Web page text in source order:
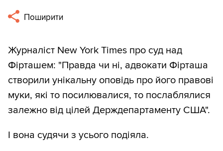
Поширити
Журналіст New York Times про суд над
Фірташем: "Правда чи ні, адвокати Фірташа
створили унікальну оповідь про його правові
муки, які то посилювалися, то послаблялися
залежно від цілей Держдепартаменту США".
І вона судячи з усього подіяла.